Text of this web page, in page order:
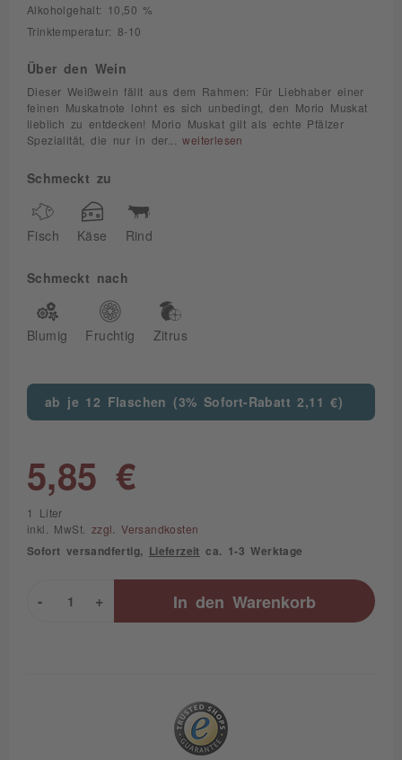
Alkoholgehalt: 10,50 %
Trinktemperatur: 8-10
Über den Wein
Dieser Weißwein fällt aus dem Rahmen: Für Liebhaber einer
feinen Muskatnote lohnt es sich unbedingt, den Morio Muskat
lieblich zu entdecken! Morio Muskat gilt als echte Pfälzer
Spezialität, die nur in der...weiterlesen
Schmeckt zu
Fisch Käse Rind
Schmeckt nach
Blumig Fruchtig Zitrus
ab je 12 Flaschen (3% Sofort-Rabatt 2,11 €)
5,85 €
1 Liter
inkl. MwSt. zzgl. Versandkosten
Sofort versandfertig, Lieferzeit ca. 1-3 Werktage
+
- In den Warenkorb